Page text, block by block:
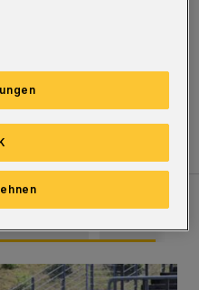
Schonnebeck